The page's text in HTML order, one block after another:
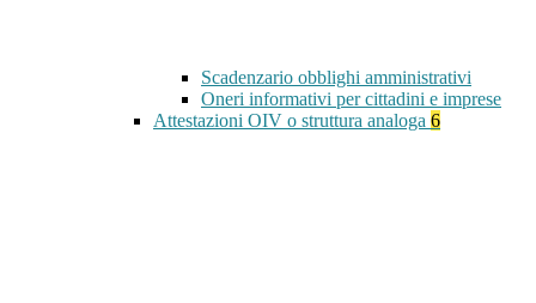
Scadenzario obblighi amministrativi
Oneri informativi per cittadini e imprese
Attestazioni OIV o struttura analoga 6